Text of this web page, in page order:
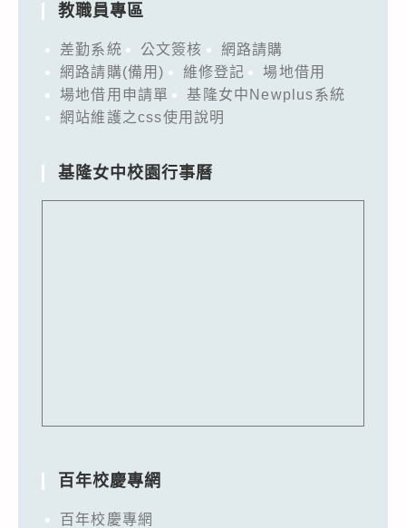
教職員專區
差勤系統 公文簽核
網路請購
網路請購(備用)
維修登記
場地借用
場地借用申請單
基隆女中Newplus系統
網站維護之css使用說明
基隆女中校園行事曆
百年校慶專網
百年校慶專網